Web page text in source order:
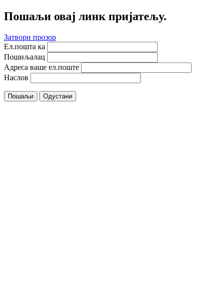
Пошаљи овај линк пријатељу.
Затвори прозор
Ел.пошта ка
Пошиљалац
Адреса ваше ел.поште
Наслов
Пошаљи Одустани